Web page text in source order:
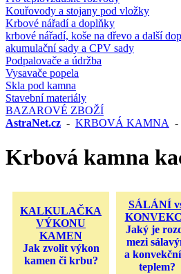
Kouřovody a stojany pod vložky
Krbové nářadí a doplňky
krbové nářadí, koše na dřevo a další
akumulační sady a CPV sady
Podpalovače a údržba
Vysavače popela
Skla pod kamna
Stavební materiály
BAZAROVÉ ZBOŽÍ
AstraNet.cz - KRBOVÁ KAMNA -
Krbová kamna
KALKULAČKA
VÝKONU
KAMEN
Jak zvolit výkon
kamen či krbu?
SÁLÁNÍ
Jaký je
mezi
a
teplem?